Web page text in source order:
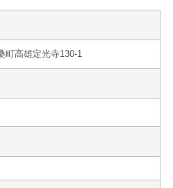
町高雄定光寺130-1